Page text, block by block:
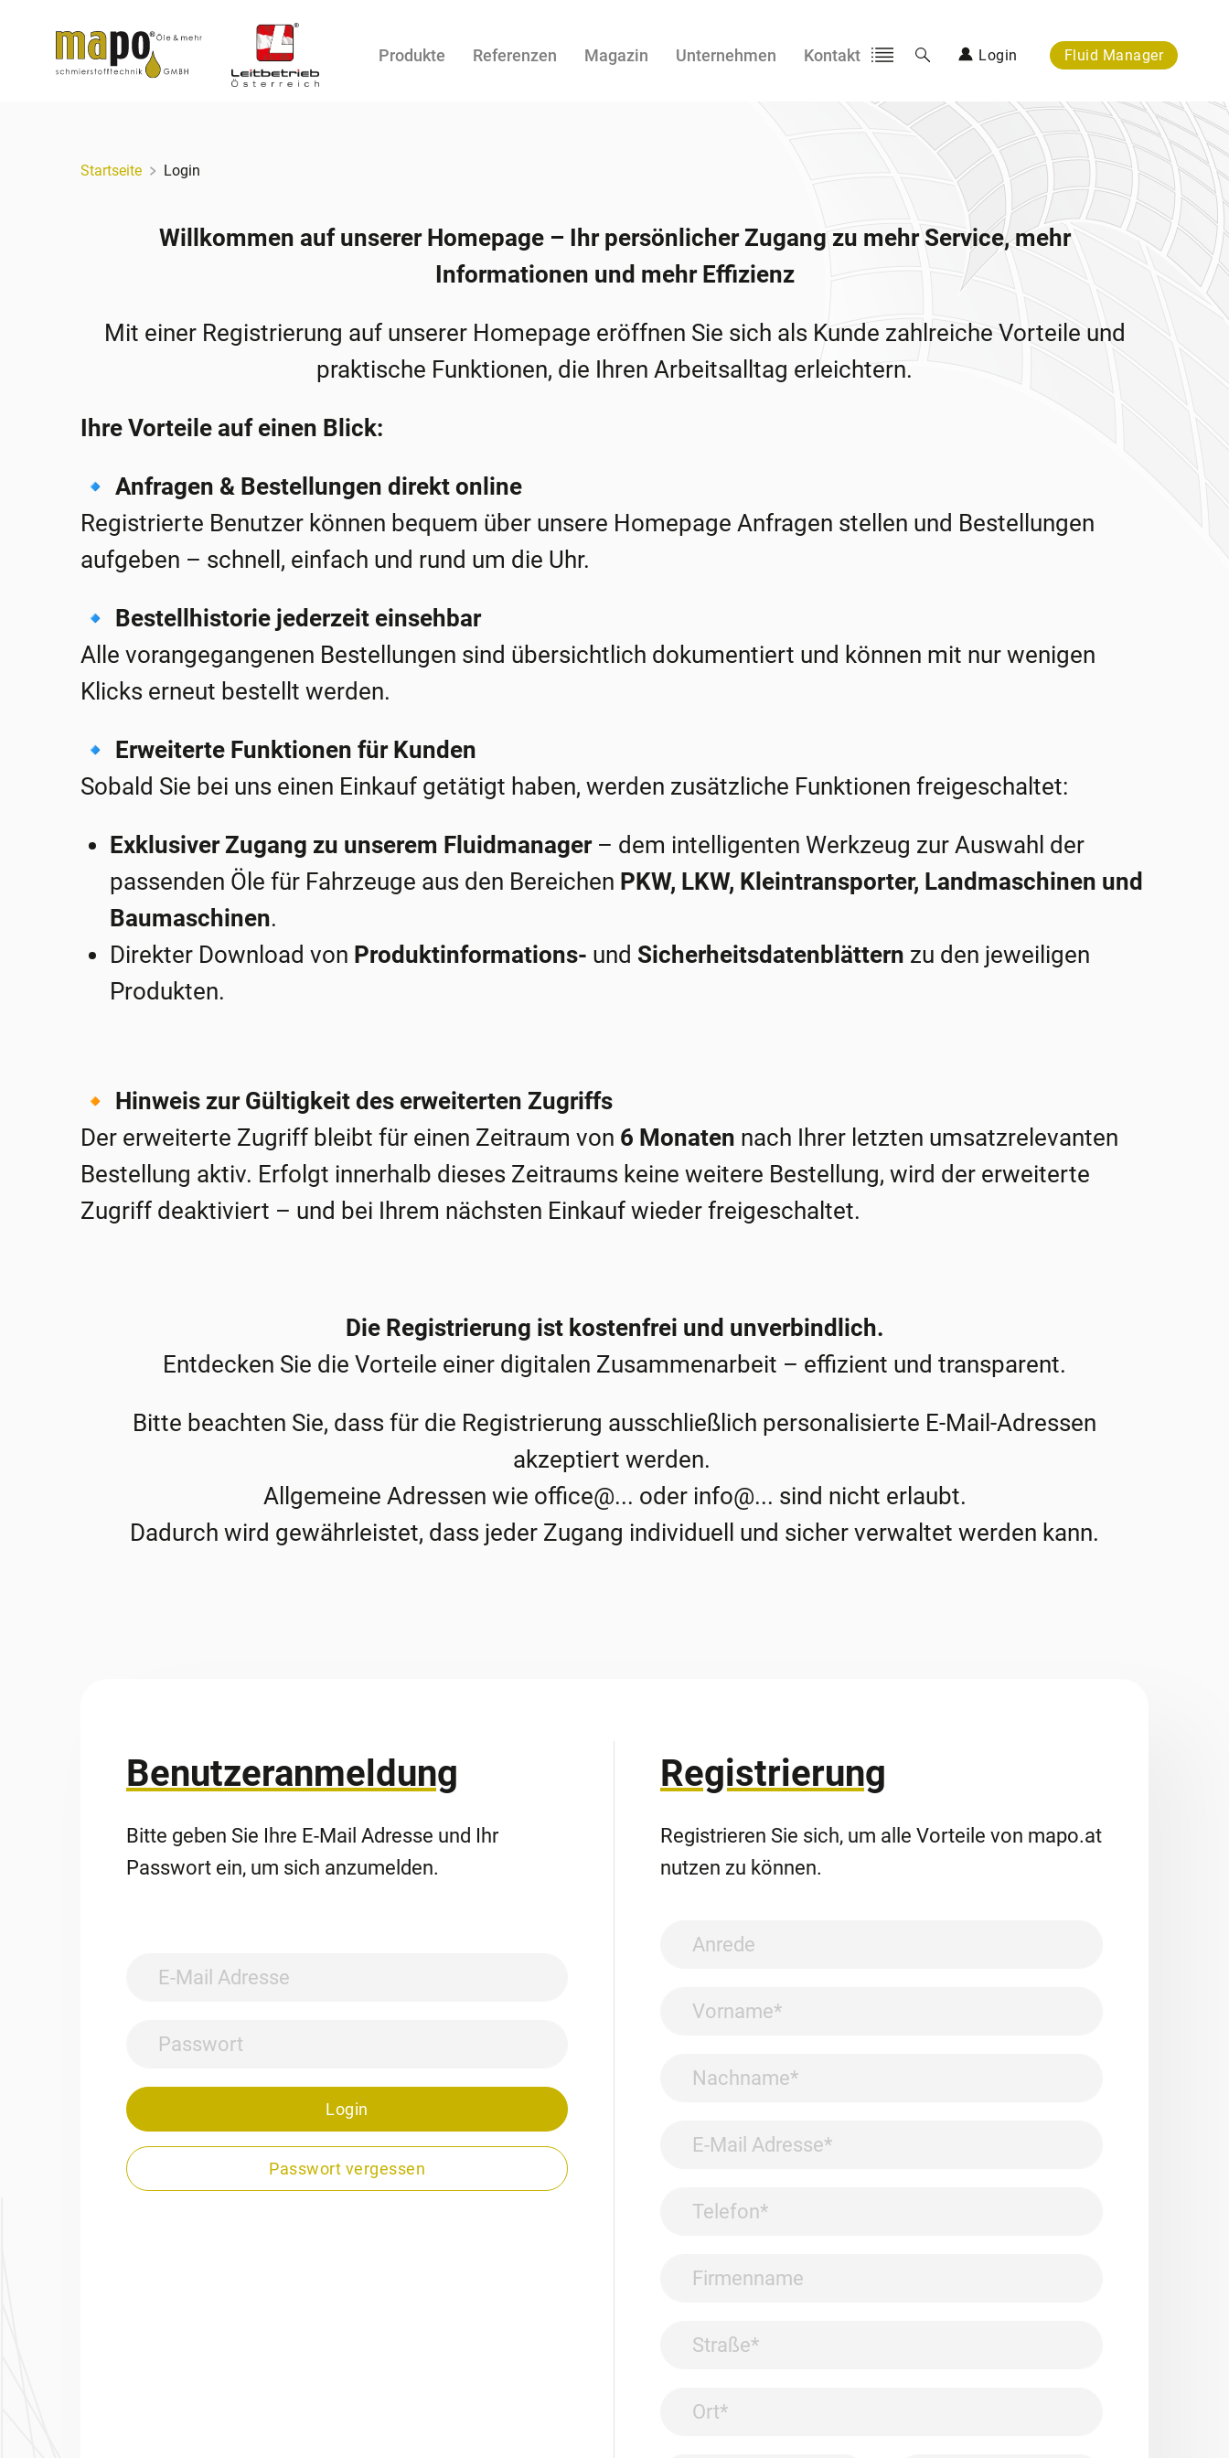
Produkte Referenzen Magazin Unternehmen Kontakt
Mein Bereich
Suche Login
Login Fluid Manager
Startseite Login
Willkommen auf unserer Homepage – Ihr persönlicher Zugang zu mehr Service, mehr
Informationen und mehr Effizienz
Mit einer Registrierung auf unserer Homepage eröffnen Sie sich als Kunde zahlreiche Vorteile und
praktische Funktionen, die Ihren Arbeitsalltag erleichtern.
Ihre Vorteile auf einen Blick:
🔹 Anfragen & Bestellungen direkt online
Registrierte Benutzer können bequem über unsere Homepage Anfragen stellen und Bestellungen
aufgeben – schnell, einfach und rund um die Uhr.
🔹 Bestellhistorie jederzeit einsehbar
Alle vorangegangenen Bestellungen sind übersichtlich dokumentiert und können mit nur wenigen
Klicks erneut bestellt werden.
🔹 Erweiterte Funktionen für Kunden
Sobald Sie bei uns einen Einkauf getätigt haben, werden zusätzliche Funktionen freigeschaltet:
Exklusiver Zugang zu unserem Fluidmanager– dem intelligenten Werkzeug zur Auswahl der
passenden Öle für Fahrzeuge aus den Bereichen PKW, LKW, Kleintransporter, Landmaschinen und
Baumaschinen.
Direkter Download von Produktinformations- und Sicherheitsdatenblättern zu den jeweiligen
Produkten.
🔸 Hinweis zur Gültigkeit des erweiterten Zugriffs
Der erweiterte Zugriff bleibt für einen Zeitraum von 6 Monaten nach Ihrer letzten umsatzrelevanten
Bestellung aktiv. Erfolgt innerhalb dieses Zeitraums keine weitere Bestellung, wird der erweiterte
Zugriff deaktiviert – und bei Ihrem nächsten Einkauf wieder freigeschaltet.
Die Registrierung ist kostenfrei und unverbindlich.
Entdecken Sie die Vorteile einer digitalen Zusammenarbeit – effizient und transparent.
Bitte beachten Sie, dass für die Registrierung ausschließlich personalisierte E-Mail-Adressen
akzeptiert werden.
Allgemeine Adressen wie office@... oder info@... sind nicht erlaubt.
Dadurch wird gewährleistet, dass jeder Zugang individuell und sicher verwaltet werden kann.
Benutzeranmeldung
Bitte geben Sie Ihre E-Mail Adresse und Ihr
Passwort ein, um sich anzumelden.
Anmelden
Benutzername:
Passwort:
Passwort vergessen
Registrierung
Registrieren Sie sich, um alle Vorteile von mapo.at
nutzen zu können.
Anrede
Vorname
Nachname
E-Mail Adresse
Telefon
Firmenname
Straße